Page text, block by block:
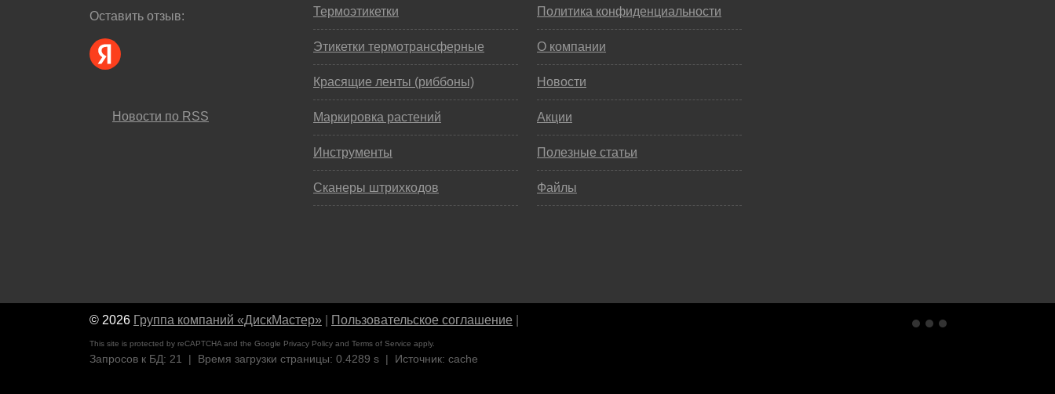
Оставить отзыв:
Новости по RSS
Термоэтикетки
Этикетки термотрансферные
Красящие ленты (риббоны)
Маркировка растений
Инструменты
Сканеры штрихкодов
Политика конфиденциальности
О компании
Новости
Акции
Полезные статьи
Файлы
© 2026 Группа компаний «ДискМастер» Пользовательское соглашение
This site is protected by reCAPTCHA and the Google Privacy Policy and Terms of Service apply.
Запросов к БД: 21 | Время загрузки страницы: 0.4289 s | Источник: cache